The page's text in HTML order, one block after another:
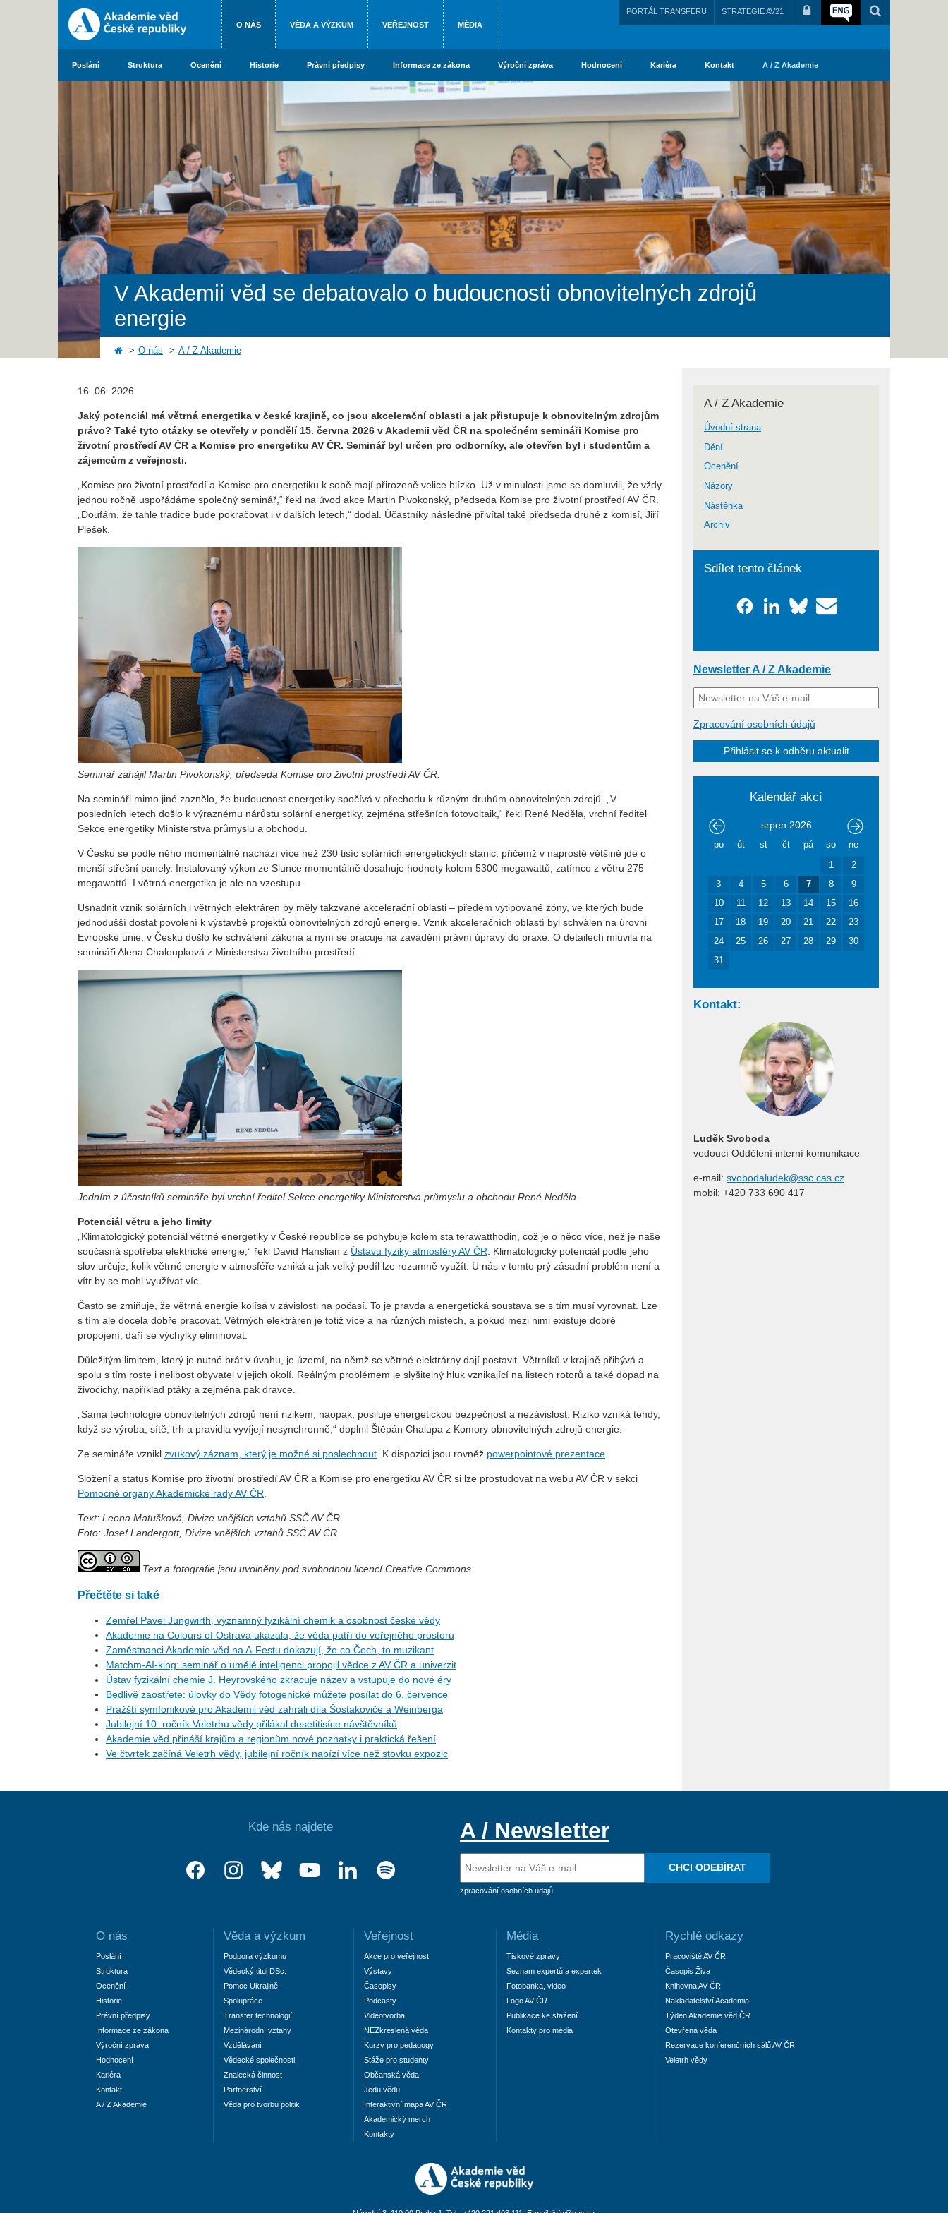
O NÁS VĚDA A VÝZKUM VEŘEJNOST MÉDIA
PORTÁL TRANSFERU STRATEGIE AV21
Poslání Struktura Ocenění Historie Právní předpisy Informace ze zákona Výroční zpráva Hodnocení Kariéra Kontakt A / Z Akademie
V Akademii věd se debatovalo o budoucnosti obnovitelných zdrojů
energie
O nás A / Z Akademie
16. 06. 2026
Jaký potenciál má větrná energetika v české krajině, co jsou akcelerační oblasti a jak přistupuje k obnovitelným zdrojům
právo? Také tyto otázky se otevřely v pondělí 15. června 2026 v Akademii věd ČR na společném semináři Komise pro
životní prostředí AV ČR a Komise pro energetiku AV ČR. Seminář byl určen pro odborníky, ale otevřen byl i studentům a
zájemcům z veřejnosti.
„Komise pro životní prostředí a Komise pro energetiku k sobě mají přirozeně velice blízko. Už v minulosti jsme se domluvili, že vždy
jednou ročně uspořádáme společný seminář,“ řekl na úvod akce Martin Pivokonský, předseda Komise pro životní prostředí AV ČR.
„Doufám, že tahle tradice bude pokračovat i v dalších letech,“ dodal. Účastníky následně přivítal také předseda druhé z komisí, Jiří
Plešek.
Seminář zahájil Martin Pivokonský, předseda Komise pro životní prostředí AV ČR.
Na semináři mimo jiné zaznělo, že budoucnost energetiky spočívá v přechodu k různým druhům obnovitelných zdrojů. „V
posledních letech došlo k výraznému nárůstu solární energetiky, zejména střešních fotovoltaik,“ řekl René Neděla, vrchní ředitel
Sekce energetiky Ministerstva průmyslu a obchodu.
V Česku se podle něho momentálně nachází více než 230 tisíc solárních energetických stanic, přičemž v naprosté většině jde o
menší střešní panely. Instalovaný výkon ze Slunce momentálně dosahuje hodnoty kolem 5300 megawattů, zatímco z větru 275
megawattů. I větrná energetika je ale na vzestupu.
Usnadnit vznik solárních i větrných elektráren by měly takzvané akcelerační oblasti – předem vytipované zóny, ve kterých bude
jednodušší dostat povolení k výstavbě projektů obnovitelných zdrojů energie. Vznik akceleračních oblastí byl schválen na úrovni
Evropské unie, v Česku došlo ke schválení zákona a nyní se pracuje na zavádění právní úpravy do praxe. O detailech mluvila na
semináři Alena Chaloupková z Ministerstva životního prostředí.
Jedním z účastníků semináře byl vrchní ředitel Sekce energetiky Ministerstva průmyslu a obchodu René Neděla.
Potenciál větru a jeho limity
„Klimatologický potenciál větrné energetiky v České republice se pohybuje kolem sta terawatthodin, což je o něco více, než je naše
současná spotřeba elektrické energie,“ řekl David Hanslian z Ústavu fyziky atmosféry AV ČR. Klimatologický potenciál podle jeho
slov určuje, kolik větrné energie v atmosféře vzniká a jak velký podíl lze rozumně využít. U nás v tomto prý zásadní problém není a
vítr by se mohl využívat víc.
Často se zmiňuje, že větrná energie kolísá v závislosti na počasí. To je pravda a energetická soustava se s tím musí vyrovnat. Lze
s tím ale docela dobře pracovat. Větrných elektráren je totiž více a na různých místech, a pokud mezi nimi existuje dobré
propojení, daří se výchylky eliminovat.
Důležitým limitem, který je nutné brát v úvahu, je území, na němž se větrné elektrárny dají postavit. Větrníků v krajině přibývá a
spolu s tím roste i nelibost obyvatel v jejich okolí. Reálným problémem je slyšitelný hluk vznikající na listech rotorů a také dopad na
živočichy, například ptáky a zejména pak dravce.
„Sama technologie obnovitelných zdrojů není rizikem, naopak, posiluje energetickou bezpečnost a nezávislost. Riziko vzniká tehdy,
když se výroba, sítě, trh a pravidla vyvíjejí nesynchronně,“ doplnil Štěpán Chalupa z Komory obnovitelných zdrojů energie.
Ze semináře vznikl zvukový záznam, který je možné si poslechnout. K dispozici jsou rovněž powerpointové prezentace.
Složení a status Komise pro životní prostředí AV ČR a Komise pro energetiku AV ČR si lze prostudovat na webu AV ČR v sekci
Pomocné orgány Akademické rady AV ČR.
Text: Leona Matušková, Divize vnějších vztahů SSČ AV ČR
Foto: Josef Landergott, Divize vnějších vztahů SSČ AV ČR
Text a fotografie jsou uvolněny pod svobodnou licencí Creative Commons.
Přečtěte si také
Zemřel Pavel Jungwirth, významný fyzikální chemik a osobnost české vědy
Akademie na Colours of Ostrava ukázala, že věda patří do veřejného prostoru
Zaměstnanci Akademie věd na A-Festu dokazují, že co Čech, to muzikant
Matchm-AI-king: seminář o umělé inteligenci propojil vědce z AV ČR a univerzit
Ústav fyzikální chemie J. Heyrovského zkracuje název a vstupuje do nové éry
Bedlivě zaostřete: úlovky do Vědy fotogenické můžete posílat do 6. července
Pražští symfonikové pro Akademii věd zahráli díla Šostakoviče a Weinberga
Jubilejní 10. ročník Veletrhu vědy přilákal desetitisíce návštěvníků
Akademie věd přináší krajům a regionům nové poznatky i praktická řešení
Ve čtvrtek začíná Veletrh vědy, jubilejní ročník nabízí více než stovku expozic
A / Z Akademie
Úvodní strana
Dění
Ocenění
Názory
Nástěnka
Archiv
Sdílet tento článek
Newsletter A / Z Akademie
Zpracování osobních údajů
Přihlásit se k odběru aktualit
Kalendář akcí
srpen 2026
po út st čt pá so ne
1
2
3
4 5 6 7 8
9
10
11 12 13 14 15
16
17
18 19 20 21 22
23
24
25 26 27 28 29
30
31
Kontakt:
Luděk Svoboda
vedoucí Oddělení interní komunikace
e-mail: svobodaludek@ssc.cas.cz
mobil: +420 733 690 417
Kde nás najdete A / Newsletter
zpracování osobních údajů
CHCI ODEBÍRAT
O nás
Poslání
Struktura
Ocenění
Historie
Právní předpisy
Informace ze zákona
Výroční zpráva
Hodnocení
Kariéra
Kontakt
A / Z Akademie
Věda a výzkum
Podpora výzkumu
Vědecký titul DSc.
Pomoc Ukrajině
Spolupráce
Transfer technologií
Mezinárodní vztahy
Vzdělávání
Vědecké společnosti
Znalecká činnost
Partnerství
Věda pro tvorbu politik
Veřejnost
Akce pro veřejnost
Výstavy
Časopisy
Podcasty
Videotvorba
NEZkreslená věda
Kurzy pro pedagogy
Stáže pro studenty
Občanská věda
Jedu vědu
Interaktivní mapa AV ČR
Akademický merch
Kontakty
Média
Tiskové zprávy
Seznam expertů a expertek
Fotobanka, video
Logo AV ČR
Publikace ke stažení
Kontakty pro média
Rychlé odkazy
Pracoviště AV ČR
Časopis Živa
Knihovna AV ČR
Nakladatelství Academia
Týden Akademie věd ČR
Otevřená věda
Rezervace konferenčních sálů AV ČR
Veletrh vědy